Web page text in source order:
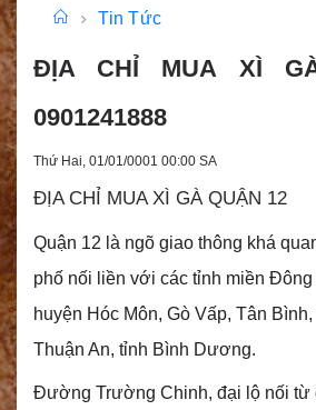
Tin Tức
ĐỊA CHỈ MUA XÌ
0901241888
Thứ Hai, 01/01/0001 00:00 SA
ĐỊA CHỈ MUA XÌ GÀ QUẬN 12
Quận 12 là ngõ giao thông khá
phố nối liền với các tỉnh miền
huyện Hóc Môn, Gò Vấp, Tân
Thuận An, tỉnh Bình Dương.
Đường Trường Chinh, đại lộ nối từ